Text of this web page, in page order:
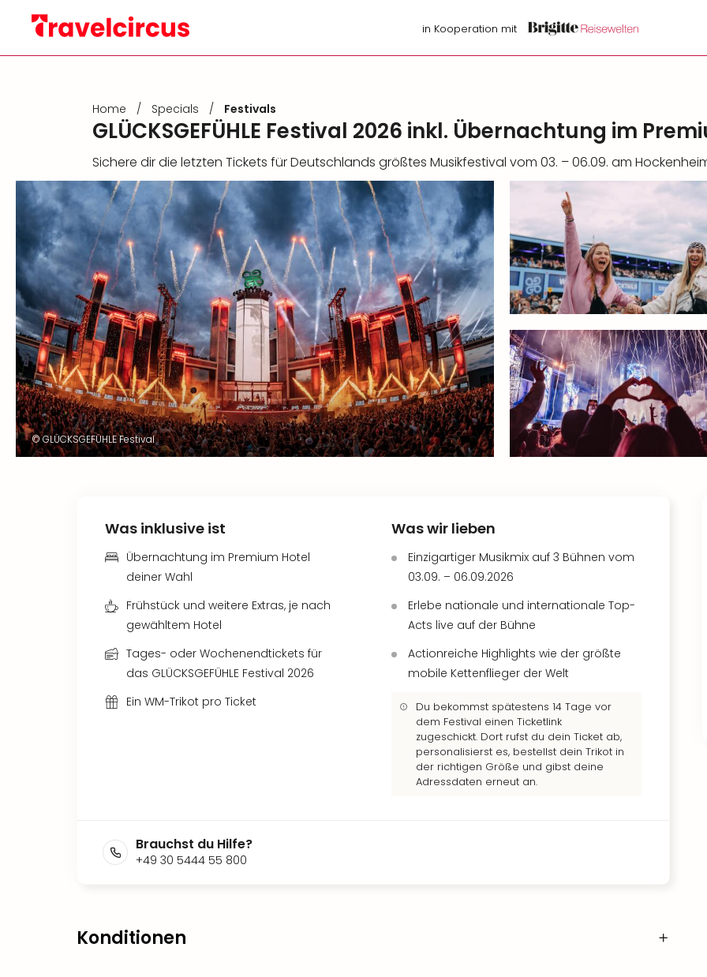
in Kooperation mit
Home / Specials / Festivals
GLÜCKSGEFÜHLE Festival 2026 inkl. Übernachtung im
Sichere dir die letzten Tickets für Deutschlands größtes Musikfestival vom 03. – 06.09. am
© GLÜCKSGEFÜHLE Festival
Was inklusive ist
Übernachtung im Premium Hotel
deiner Wahl
Frühstück und weitere Extras, je nach
gewähltem Hotel
Tages- oder Wochenendtickets für
das GLÜCKSGEFÜHLE Festival 2026
Ein WM-Trikot pro Ticket
Was wir lieben
Einzigartiger Musikmix auf 3 Bühnen vom
03.09. – 06.09.2026
Erlebe nationale und internationale Top-
Acts live auf der Bühne
Actionreiche Highlights wie der größte
mobile Kettenflieger der Welt
Du bekommst spätestens 14 Tage vor
dem Festival einen Ticketlink
zugeschickt. Dort rufst du dein Ticket ab,
personalisierst es, bestellst dein Trikot in
der richtigen Größe und gibst deine
Adressdaten erneut an.
Brauchst du Hilfe?
+49 30 5444 55 800
Konditionen